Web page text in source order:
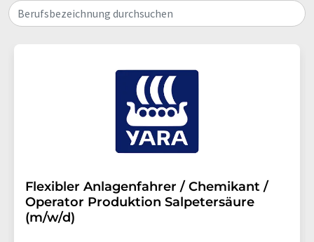
Berufsbezeichnung durchsuchen
Flexibler Anlagenfahrer / Chemikant /
Operator Produktion Salpetersäure
(m/w/d)